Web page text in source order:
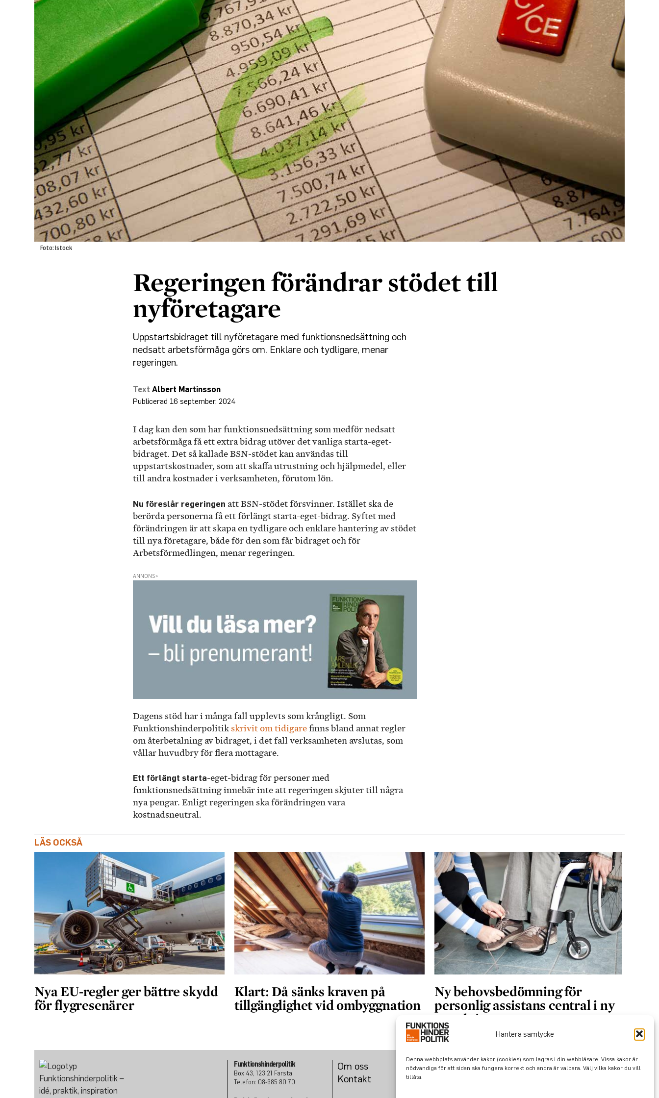
Hantera samtycke
Denna webbplats använder kakor (cookies) som lagras i din webbläsare. Vissa kakor är
nödvändiga för att sidan ska fungera korrekt och andra är valbara. Välj vilka kakor du vill
tillåta.
Foto: Istock
Regeringen förändrar stödet till
nyföretagare
Uppstartsbidraget till nyföretagare med funktionsnedsättning och
nedsatt arbetsförmåga görs om. Enklare och tydligare, menar
regeringen.
Albert Martinsson
16 september, 2024
I dag kan den som har funktionsnedsättning som medför nedsatt
arbetsförmåga få ett extra bidrag utöver det vanliga starta-eget-
bidraget. Det så kallade BSN-stödet kan användas till
uppstartskostnader, som att skaffa utrustning och hjälpmedel, eller
till andra kostnader i verksamheten, förutom lön.
Nu föreslår regeringen att BSN-stödet försvinner. Istället ska de
berörda personerna få ett förlängt starta-eget-bidrag. Syftet med
förändringen är att skapa en tydligare och enklare hantering av stödet
till nya företagare, både för den som får bidraget och för
Arbetsförmedlingen, menar regeringen.
ANNONS>
Dagens stöd har i många fall upplevts som krångligt. Som
Funktionshinderpolitik skrivit om tidigare finns bland annat regler
om återbetalning av bidraget, i det fall verksamheten avslutas, som
vållar huvudbry för flera mottagare.
Ett förlängt starta-eget-bidrag för personer med
funktionsnedsättning innebär inte att regeringen skjuter till några
nya pengar. Enligt regeringen ska förändringen vara
kostnadsneutral.
LÄS OCKSÅ
Nya EU-regler ger bättre skydd
för flygresenärer
Klart: Då sänks kraven på
tillgänglighet vid ombyggnation
Ny behovsbedömning för
personlig assistans central i ny
utredning
Funktionshinderpolitik
Box 43, 123 21 Farsta
Telefon: 08-685 80 70
Om oss
Kontakt
Annonsera